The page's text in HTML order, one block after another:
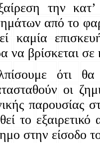
την κατ’
από το
καμία
να βρίσκεται
ότι
οι
παρουσίας
το
στην είσοδο